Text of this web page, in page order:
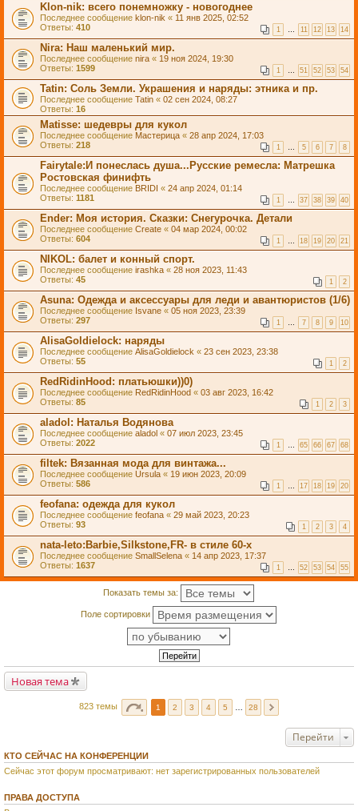
Klon-nik: всего понемножку - новогоднее
Последнее сообщение klon-nik « 11 янв 2025, 02:52
Ответы: 410 1 … 11 12 13 14
Nira: Наш маленький мир.
Последнее сообщение nira « 19 ноя 2024, 19:30
Ответы: 1599 1 … 51 52 53 54
Tatin: Соль Земли. Украшения и наряды: этника и пр.
Последнее сообщение Tatin « 02 сен 2024, 08:27
Ответы: 16
Matisse: шедевры для кукол
Последнее сообщение Мастерица « 28 апр 2024, 17:03
Ответы: 218 1 … 5 6 7 8
Fairytale:И понеслась душа...Русские ремесла: Матрешка
Ростовская финифть
Последнее сообщение BRIDI « 24 апр 2024, 01:14
Ответы: 1181 1 … 37 38 39 40
Ender: Моя история. Сказки: Снегурочка. Детали
Последнее сообщение Create « 04 мар 2024, 00:02
Ответы: 604 1 … 18 19 20 21
NIKOL: балет и конный спорт.
Последнее сообщение irashka « 28 ноя 2023, 11:43
Ответы: 45 1 2
Asuna: Одежда и аксессуары для леди и авантюристов (1/6)
Последнее сообщение Isvane « 05 ноя 2023, 23:39
Ответы: 297 1 … 7 8 9 10
AlisaGoldielock: наряды
Последнее сообщение AlisaGoldielock « 23 сен 2023, 23:38
Ответы: 55 1 2
RedRidinHood: платьюшки))0)
Последнее сообщение RedRidinHood « 03 авг 2023, 16:42
Ответы: 85 1 2 3
aladol: Наталья Водянова
Последнее сообщение aladol « 07 июл 2023, 23:45
Ответы: 2022 1 … 65 66 67 68
filtek: Вязанная мода для винтажа...
Последнее сообщение Ursula « 19 июн 2023, 20:09
Ответы: 586 1 … 17 18 19 20
feofana: одежда для кукол
Последнее сообщение feofana « 29 май 2023, 20:23
Ответы: 93 1 2 3 4
nata-leto:Barbie,Silkstone,FR- в стиле 60-х
Последнее сообщение SmallSelena « 14 апр 2023, 17:37
Ответы: 1637 1 … 52 53 54 55
Показать темы за:
Поле сортировки
Новая тема
823 темы 1 2 3 4 5 28
Перейти
КТО СЕЙЧАС НА КОНФЕРЕНЦИИ
Сейчас этот форум просматривают: нет зарегистрированных пользователей
ПРАВА ДОСТУПА